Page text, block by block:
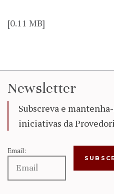
[0.11 MB]
Newsletter
Subscreva e
iniciativas da
Email: